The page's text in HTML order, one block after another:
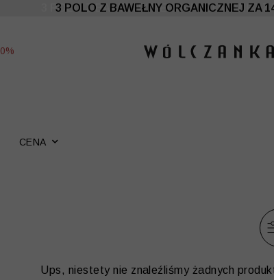
3 POLO Z BAWEŁNY ORGANICZNEJ ZA
DO -50% | DODATKOWE -30% NA
CENA
Ups, niestety nie znaleźliśmy żadnych